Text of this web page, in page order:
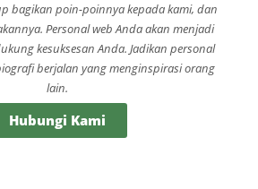
bagikan poin-poinnya kepada kami, dan
Personal web Anda akan menjadi
kesuksesan Anda. Jadikan personal
berjalan yang menginspirasi orang
lain.
Hubungi Kami